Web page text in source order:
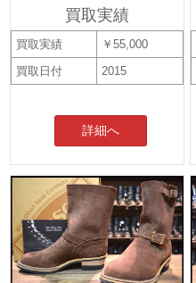
買取実績
買取実績
￥55,000
買取日付
2015
詳細へ